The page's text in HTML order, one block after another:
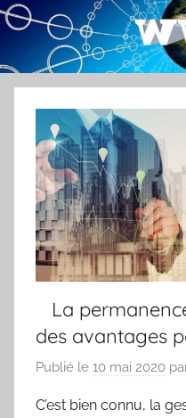
La
des avantages
Publié le 10 mai 2020
C’est bien connu, la